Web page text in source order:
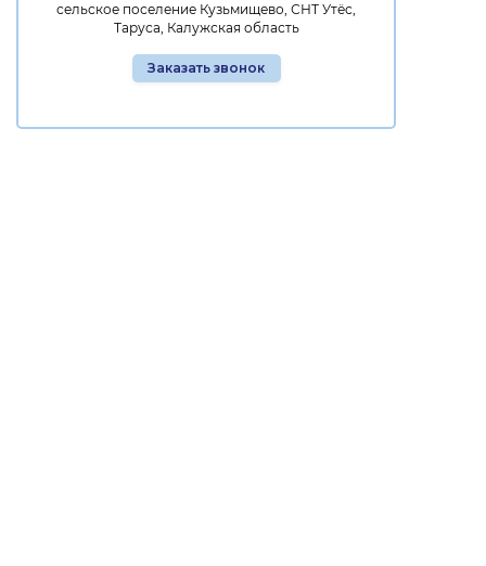
сельское поселение Кузьмищево, СНТ Утёс,
Таруса, Калужская область
Заказать звонок